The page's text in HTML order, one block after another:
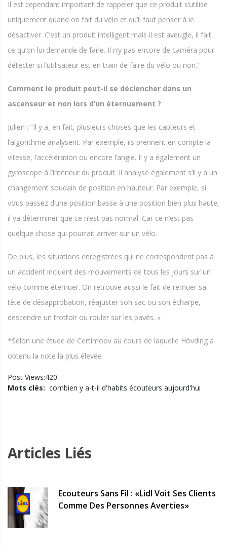
Il est cependant important de rappeler que ce produit s’utilise
uniquement quand on fait du vélo et qu’il faut penser à le
désactiver. C’est un produit intelligent mais il est aveugle, il fait
ce qu’on lui demande de faire. Il n’y pas encore de caméra pour
détecter si l’utilisateur est en train de faire du vélo ou non.”
Comment le produit peut-il se déclencher dans un
ascenseur et non lors d’un éternuement ?
Julien : “Il y a, en fait, plusieurs choses que les capteurs et
l’algorithme analysent. Par exemple, ils prennent en compte la
vitesse, l’accélération ou encore l’angle. Il y a également un
gyroscope à l’intérieur du produit. Il analyse également s’il y a un
changement soudain de position en hauteur. Par exemple, si
vous passez d’une position basse à une position bien plus haute,
il va déterminer que ce n’est pas normal. Car ce n’est pas
quelque chose qui pourrait arriver sur un vélo.
De plus, les situations enregistrées qui ne correspondent pas à
un accident incluent des mouvements de tous les jours sur un
vélo comme éternuer. On retrouve aussi le fait de remuer sa
tête de désapprobation, réajuster son sac ou son écharpe,
descendre un trottoir ou rouler sur les pavés. »
*Selon une étude de Certimoov au cours de laquelle Hövding a
obtenu la note la plus élevée
Post Views:420
Mots clés: combien y a-t-il d'habits écouteurs aujourd'hui
Articles Liés
Ecouteurs Sans Fil : «Lidl Voit Ses Clients
Comme Des Personnes Averties»